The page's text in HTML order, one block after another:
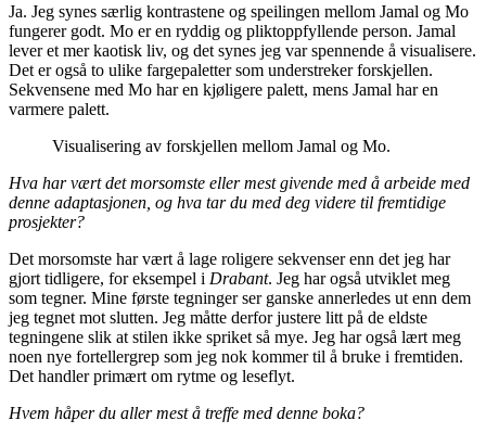
Ja. Jeg synes særlig kontrastene og speilingen mellom Jamal og Mo
fungerer godt. Mo er en ryddig og pliktoppfyllende person. Jamal
lever et mer kaotisk liv, og det synes jeg var spennende å visualisere.
Det er også to ulike fargepaletter som understreker forskjellen.
Sekvensene med Mo har en kjøligere palett, mens Jamal har en
varmere palett.
Visualisering av forskjellen mellom Jamal og Mo.
Hva har vært det morsomste eller mest givende med å arbeide med
denne adaptasjonen, og hva tar du med deg videre til fremtidige
prosjekter?
Det morsomste har vært å lage roligere sekvenser enn det jeg har
gjort tidligere, for eksempel i Drabant. Jeg har også utviklet meg
som tegner. Mine første tegninger ser ganske annerledes ut enn dem
jeg tegnet mot slutten. Jeg måtte derfor justere litt på de eldste
tegningene slik at stilen ikke spriket så mye. Jeg har også lært meg
noen nye fortellergrep som jeg nok kommer til å bruke i fremtiden.
Det handler primært om rytme og leseflyt.
Hvem håper du aller mest å treffe med denne boka?